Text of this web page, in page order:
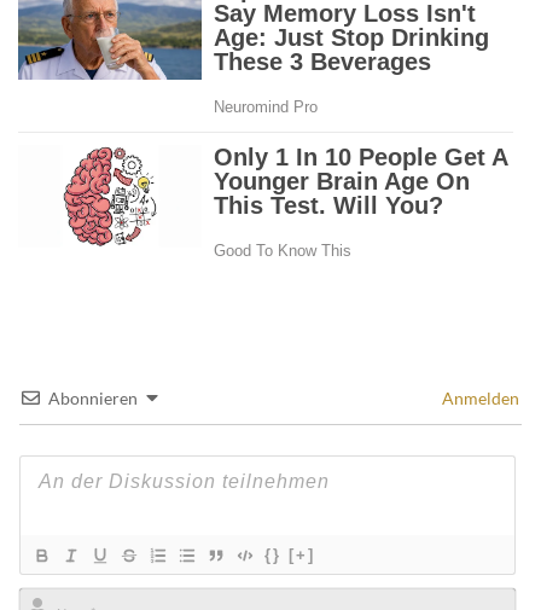
Abonnieren Anmelden
{} [+]